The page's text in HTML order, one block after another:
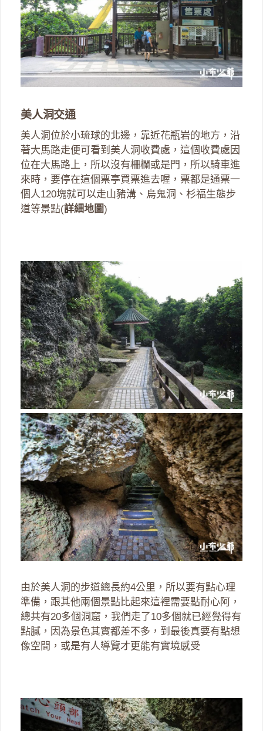
美人洞交通
美人洞位於小琉球的北邊，靠近花瓶岩的地方，沿
著大馬路走便可看到美人洞收費處，這個收費處因
位在大馬路上，所以沒有柵欄或是門，所以騎車進
來時，要停在這個票亭買票進去喔，票都是通票一
個人120塊就可以走山豬溝、烏鬼洞、杉福生態步
道等景點(詳細地圖)
由於美人洞的步道總長約4公里，所以要有點心理
準備，跟其他兩個景點比起來這裡需要點耐心阿，
總共有20多個洞窟，我們走了10多個就已經覺得有
點膩，因為景色其實都差不多，到最後真要有點想
像空間，或是有人導覽才更能有實境感受